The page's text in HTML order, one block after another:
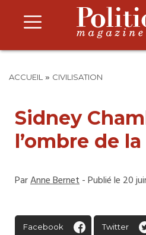
ACCUEIL » CIVILISATION
Sidney
l’ombre de
ParAnne Bernet- Publié le 20
Facebook Twitter